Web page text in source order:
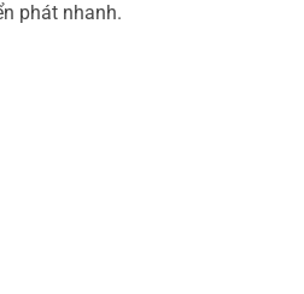
phát nhanh.